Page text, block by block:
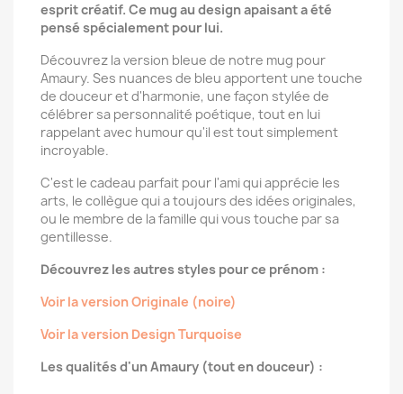
esprit créatif. Ce mug au design apaisant a été
pensé spécialement pour lui.
Découvrez la version bleue de notre mug pour
Amaury. Ses nuances de bleu apportent une touche
de douceur et d'harmonie, une façon stylée de
célébrer sa personnalité poétique, tout en lui
rappelant avec humour qu'il est tout simplement
incroyable.
C'est le cadeau parfait pour l'ami qui apprécie les
arts, le collègue qui a toujours des idées originales,
ou le membre de la famille qui vous touche par sa
gentillesse.
Découvrez les autres styles pour ce prénom :
Voir la version Originale (noire)
Voir la version Design Turquoise
Les qualités d'un Amaury (tout en douceur) :